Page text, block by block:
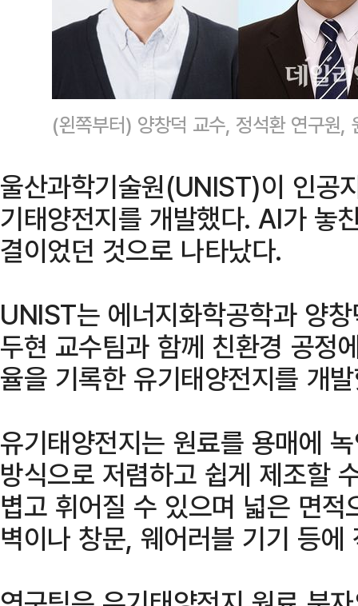
(왼쪽부터) 양창덕 교수, 정석환 연구
울산과학기술원(UNIST)이 인공
기태양전지를 개발했다. AI가 놓
결이었던 것으로 나타났다.
UNIST는 에너지화학공학과 양
두현 교수팀과 함께 친환경 공
율을 기록한 유기태양전지를 개
유기태양전지는 원료를 용매에
방식으로 저렴하고 쉽게 제조할
볍고 휘어질 수 있으며 넓은 면
벽이나 창문, 웨어러블 기기 등